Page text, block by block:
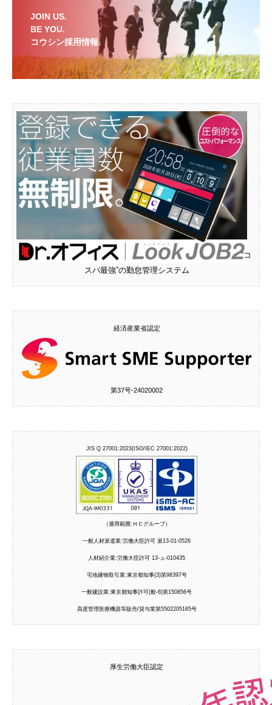
JOIN US.
BE YOU.
コウシン採用情報
“コ
スパ最強”の勤怠管理システム
経済産業省認定
第37号‐24020002
JIS Q 27001:2023(ISO/IEC 27001:2022)
（適用範囲:ＨＣグループ）
一般人材派遣業:労働大臣許可 派13-01-0526
人材紹介業:労働大臣許可 13-ュ-010435
宅地建物取引業:東京都知事(3)第98397号
一般建設業:東京都知事許可(般-6)第150856号
高度管理医療機器等販売/貸与業第5502205165号
厚生労働大臣認定